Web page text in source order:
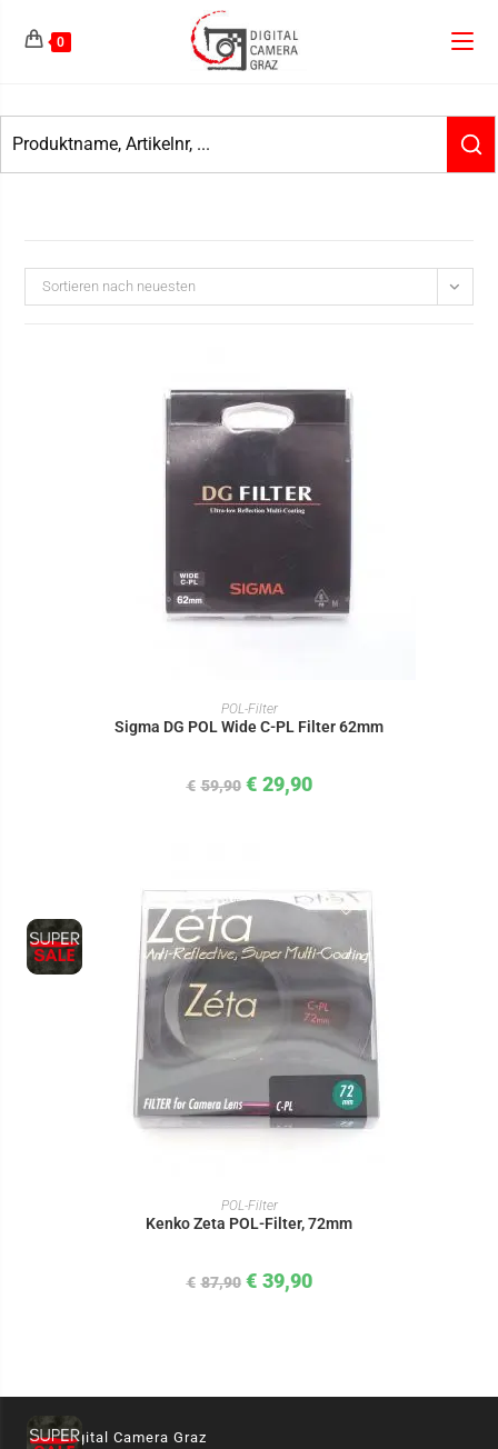
0
Sortieren nach neuesten
IN DEN WARENKORB
POL-Filter
Sigma DG POL Wide C-PL Filter 62mm
€ 59,90 € 29,90
IN DEN WARENKORB
POL-Filter
Kenko Zeta POL-Filter, 72mm
€ 87,90 € 39,90
Digital Camera Graz